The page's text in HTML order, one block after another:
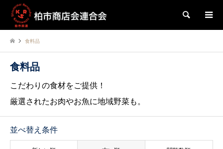
検索
食料品
食料品
こだわりの食材をご提供！
厳選されたお肉やお魚に地域野菜も。
並べ替え条件